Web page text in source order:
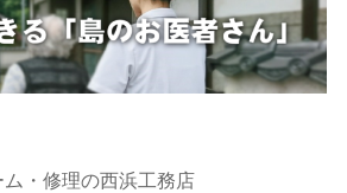
・修理の西浜工務店